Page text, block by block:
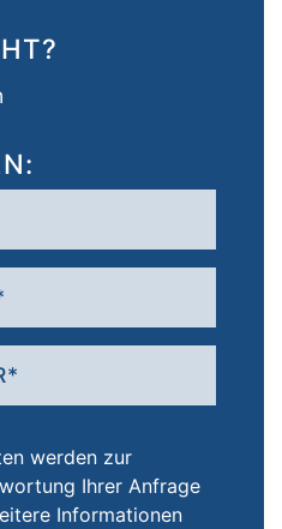
werden zur
Ihrer Anfrage
Informationen